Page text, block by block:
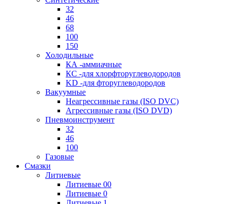
32
46
68
100
150
Холодильные
КА -аммиачные
КС -для хлорфторуглеводородов
KD -для фторуглеводородов
Вакуумные
Неагрессивные газы (ISO DVC)
Агрессивные газы (ISO DVD)
Пневмоинструмент
32
46
100
Газовые
Смазки
Литиевые
Литиевые 00
Литиевые 0